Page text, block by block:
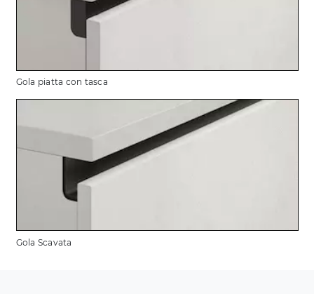
Gola piatta con tasca
Gola Scavata